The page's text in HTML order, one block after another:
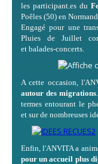
les participant.es du
Poêles (50) en
Engagé pour une
Pluies de Juillet
et balades-concerts.
A cette occasion,
autour des migrations
termes entourant le
et sur de nombreuses
Enfin, l'ANVITA a
pour un accueil plus